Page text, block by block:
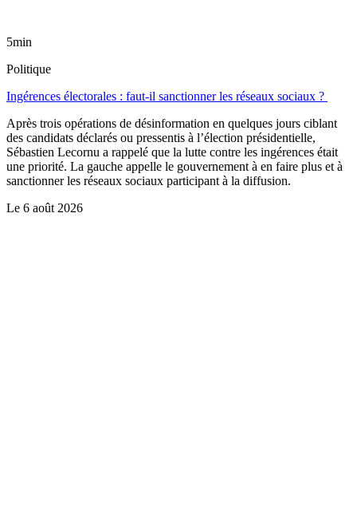
5min
Politique
Ingérences électorales : faut-il sanctionner les réseaux sociaux ?
Après trois opérations de désinformation en quelques jours ciblant
des candidats déclarés ou pressentis à l’élection présidentielle,
Sébastien Lecornu a rappelé que la lutte contre les ingérences était
une priorité. La gauche appelle le gouvernement à en faire plus et à
sanctionner les réseaux sociaux participant à la diffusion.
Le 6 août 2026